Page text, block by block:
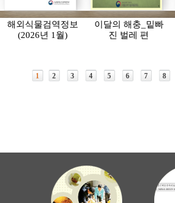
해외식물검역정보
(2026년 1월)
이달의 해충_밑빠
진 벌레 편
1 2 3 4 5 6 7 8